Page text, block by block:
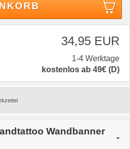
34,95 EUR
1-4 Werktage
kostenlos ab 49€ (D)
Wandbanner